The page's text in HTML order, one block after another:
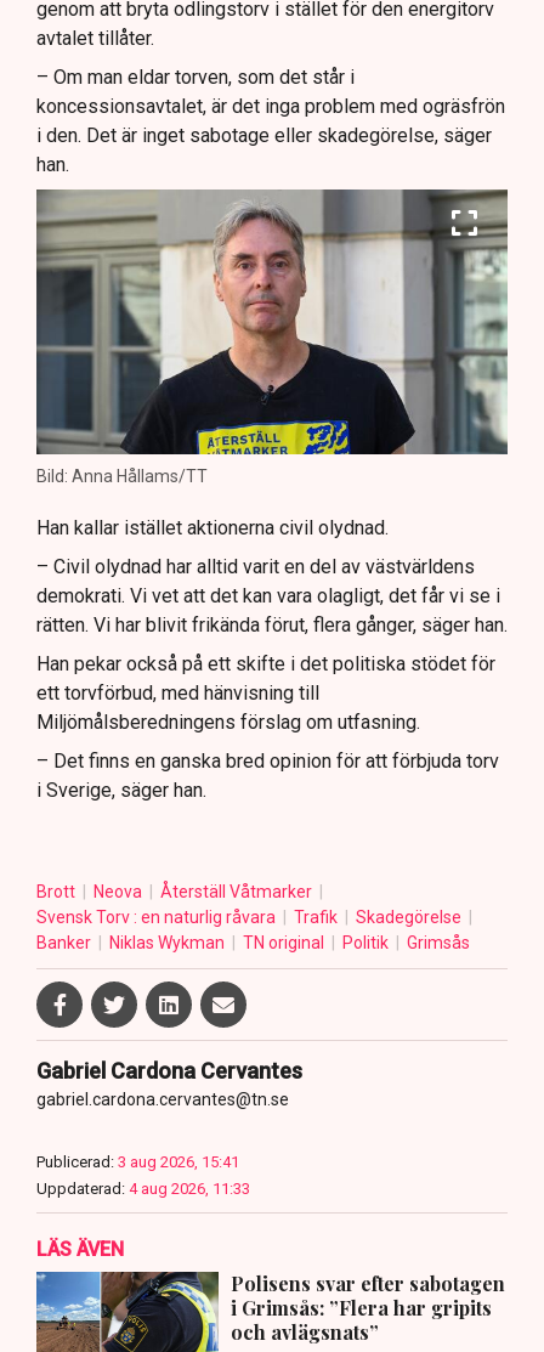
genom att bryta odlingstorv i stället för den energitorv
avtalet tillåter.
– Om man eldar torven, som det står i
koncessionsavtalet, är det inga problem med ogräsfrön
i den. Det är inget sabotage eller skadegörelse, säger
han.
Bild: Anna Hållams/TT
Han kallar istället aktionerna civil olydnad.
– Civil olydnad har alltid varit en del av västvärldens
demokrati. Vi vet att det kan vara olagligt, det får vi se i
rätten. Vi har blivit frikända förut, flera gånger, säger han.
Han pekar också på ett skifte i det politiska stödet för
ett torvförbud, med hänvisning till
Miljömålsberedningens förslag om utfasning.
– Det finns en ganska bred opinion för att förbjuda torv
i Sverige, säger han.
Brott Neova
Återställ Våtmarker
Svensk Torv : en naturlig råvara
Trafik
Skadegörelse
Banker
Niklas Wykman TN original Politik Grimsås
Gabriel Cardona Cervantes
gabriel.cardona.cervantes@tn.se
Publicerad: 3 aug 2026, 15:41
Uppdaterad: 4 aug 2026, 11:33
LÄS ÄVEN
Polisens svar efter sabotagen
i Grimsås: ”Flera har gripits
och avlägsnats”